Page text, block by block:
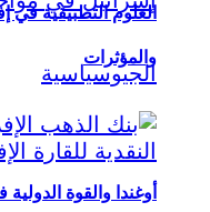
أوغندا والقوة
العلوم التطبيقية في
والمؤثرات